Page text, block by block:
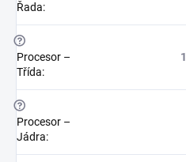
Řada:
?
Procesor –
Třída:
?
Procesor –
Jádra: